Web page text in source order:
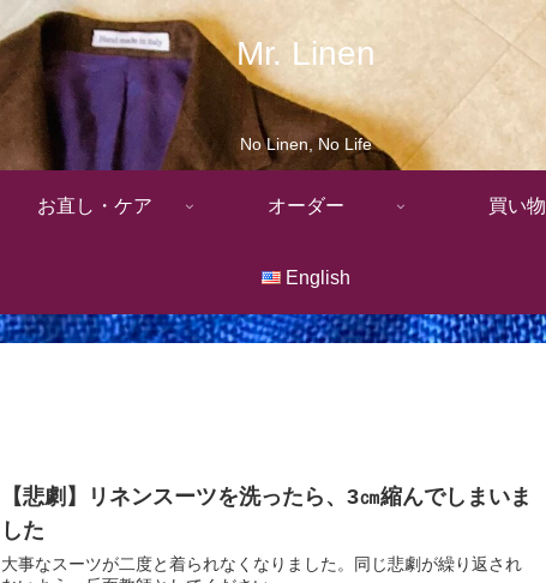
Mr. Linen
No Linen, No Life
お直し・ケア オーダー 買い物
English
【悲劇】リネンスーツを洗ったら、3㎝縮んでしまいま
した
大事なスーツが二度と着られなくなりました。同じ悲劇が繰り返され